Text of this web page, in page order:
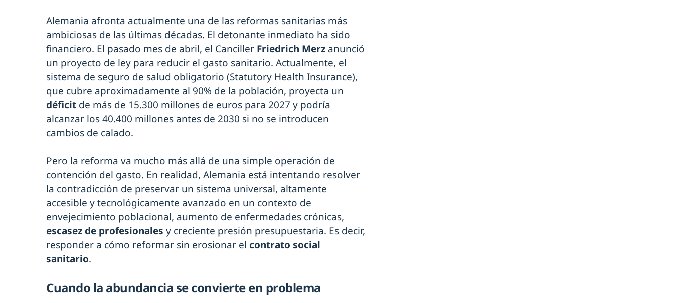
Alemania afronta actualmente una de las reformas sanitarias más
ambiciosas de las últimas décadas. El detonante inmediato ha sido
financiero. El pasado mes de abril, el Canciller Friedrich Merz anunció
un proyecto de ley para reducir el gasto sanitario. Actualmente, el
sistema de seguro de salud obligatorio (Statutory Health Insurance),
que cubre aproximadamente al 90% de la población, proyecta un
déficit de más de 15.300 millones de euros para 2027 y podría
alcanzar los 40.400 millones antes de 2030 si no se introducen
cambios de calado.
Pero la reforma va mucho más allá de una simple operación de
contención del gasto. En realidad, Alemania está intentando resolver
la contradicción de preservar un sistema universal, altamente
accesible y tecnológicamente avanzado en un contexto de
envejecimiento poblacional, aumento de enfermedades crónicas,
escasez de profesionales y creciente presión presupuestaria. Es decir,
responder a cómo reformar sin erosionar el contrato social
sanitario.
Cuando la abundancia se convierte en problema